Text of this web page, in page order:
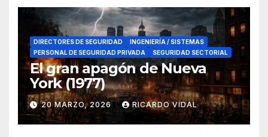
DIRECTORES DE SEGURIDAD
INGENIERÍA / SISTEMAS
PERSONAL DE SEGURIDAD PRIVADA
SEGURIDAD SECTORIAL
El gran apagón de Nueva
York (1977)
20 MARZO, 2026 RICARDO VIDAL